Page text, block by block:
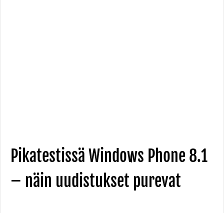
Pikatestissä Windows Phone 8.1
– näin uudistukset purevat